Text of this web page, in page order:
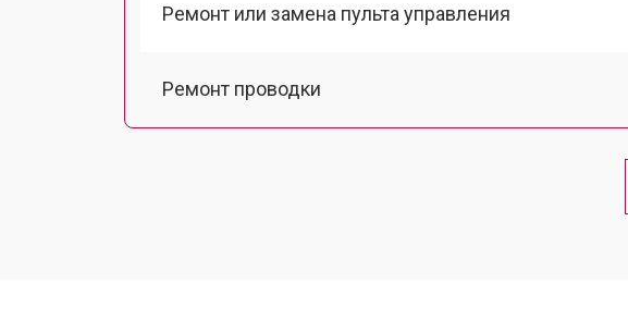
Ремонт или замена пульта управления
Ремонт проводки